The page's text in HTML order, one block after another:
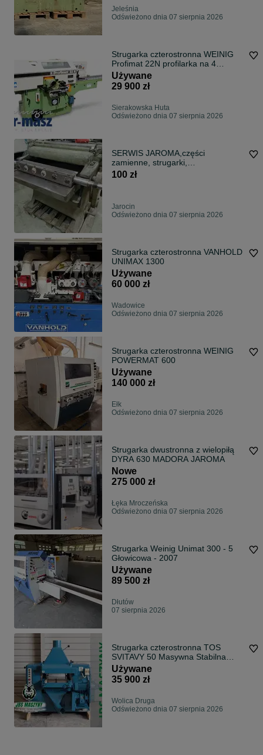
Jeleśnia
Odświeżono dnia 07 sierpnia 2026
Strugarka czterostronna WEINIG
Profimat 22N profilarka na 4
głowice strugające
Używane
29 900 zł
Sierakowska Huta
Odświeżono dnia 07 sierpnia 2026
SERWIS JAROMA,części
zamienne, strugarki,
grubiarki,wyrówniarki, wały,
100 zł
Jarocin
Odświeżono dnia 07 sierpnia 2026
Strugarka czterostronna VANHOLD
UNIMAX 1300
Używane
60 000 zł
Wadowice
Odświeżono dnia 07 sierpnia 2026
Strugarka czterostronna WEINIG
POWERMAT 600
Używane
140 000 zł
Ełk
Odświeżono dnia 07 sierpnia 2026
Strugarka dwustronna z wielopiłą
DYRA 630 MADORA JAROMA
Nowe
275 000 zł
Łęka Mroczeńska
Odświeżono dnia 07 sierpnia 2026
Strugarka Weinig Unimat 300 - 5
Głowicowa - 2007
Używane
89 500 zł
Dłutów
07 sierpnia 2026
Strugarka czterostronna TOS
SVITAVY 50 Masywna Stabilna
Maszyna do Ciężkich Prac!
Używane
35 900 zł
Wolica Druga
Odświeżono dnia 07 sierpnia 2026